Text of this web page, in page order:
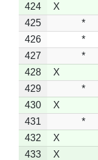
424
X
425
*
426
*
427
*
428
X
429
*
430
X
431
*
432
X
433
X